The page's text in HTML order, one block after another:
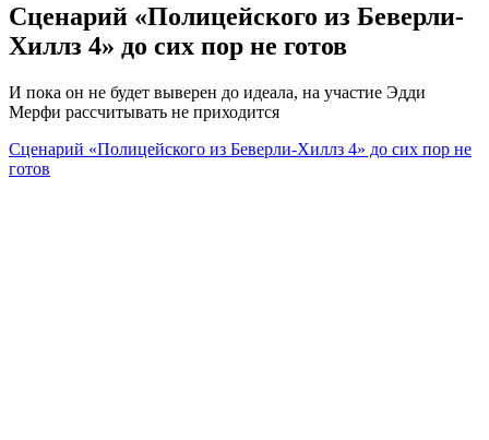
Сценарий «Полицейского из Беверли-
Хиллз 4» до сих пор не готов
И пока он не будет выверен до идеала, на участие Эдди
Мерфи рассчитывать не приходится
Сценарий «Полицейского из Беверли-Хиллз 4» до сих пор не
готов